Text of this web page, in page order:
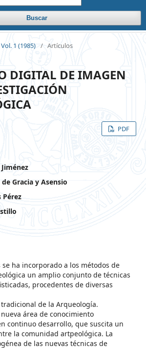
Buscar
Vol. 1 (1985) / Artículos
DIGITAL DE IMAGEN
PDF
Gracia y Asensio
Pérez
se ha incorporado a los métodos de
un amplio conjunto de técnicas
procedentes de diversas
de la Arqueología.
área de conocimiento
continuo desarrollo, que suscita un
la comunidad artpeológica. La
de las nuevas técnicas de